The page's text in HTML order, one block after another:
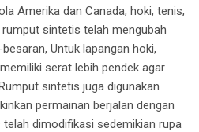
Amerika dan Canada, hoki, tenis,
sintetis telah mengubah
Untuk lapangan hoki,
serat lebih pendek agar
sintetis juga digunakan
permainan berjalan dengan
dimodifikasi sedemikian rupa